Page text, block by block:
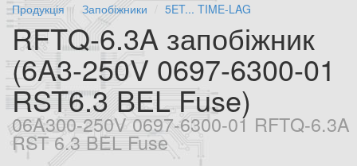
Продукція Запобіжники 5ET... TIME-LAG
RFTQ-6.3A запобіжник
(6A3-250V 0697-6300-01
RST6.3 BEL Fuse)
06A300-250V 0697-6300-01 RFTQ-6.3A
RST 6.3 BEL Fuse